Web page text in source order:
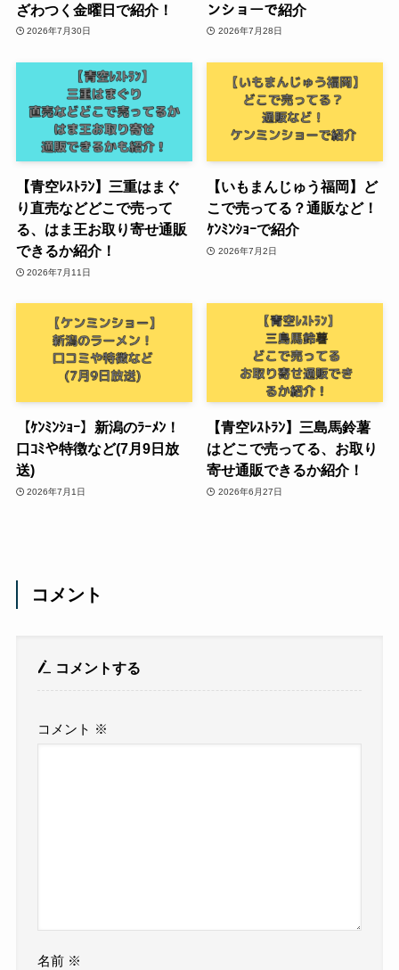
ざわつく金曜日で紹介！
2026年7月30日
ンショーで紹介
2026年7月28日
【青空ﾚｽﾄﾗﾝ】三重はまぐ
り直売などどこで売って
る、はま王お取り寄せ通販
できるか紹介！
2026年7月11日
【いもまんじゅう福岡】ど
こで売ってる？通販など！
ｹﾝﾐﾝｼｮｰで紹介
2026年7月2日
【ｹﾝﾐﾝｼｮｰ】新潟のﾗｰﾒﾝ！
口ｺﾐや特徴など(7月9日放
送)
2026年7月1日
【青空ﾚｽﾄﾗﾝ】三島馬鈴薯
はどこで売ってる、お取り
寄せ通販できるか紹介！
2026年6月27日
コメント
コメントする
コメント ※
名前 ※